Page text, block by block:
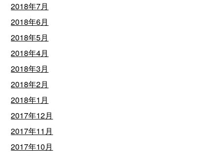
2018年7月
2018年6月
2018年5月
2018年4月
2018年3月
2018年2月
2018年1月
2017年12月
2017年11月
2017年10月